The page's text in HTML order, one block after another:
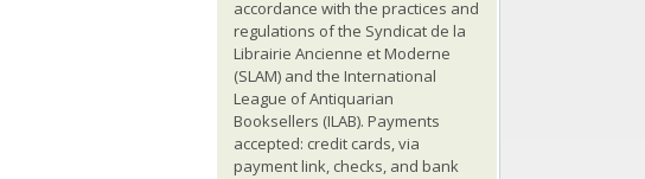
accordance with the practices and
regulations of the Syndicat de la
Librairie Ancienne et Moderne
(SLAM) and the International
League of Antiquarian
Booksellers (ILAB). Payments
accepted: credit cards, via
payment link, checks, and bank